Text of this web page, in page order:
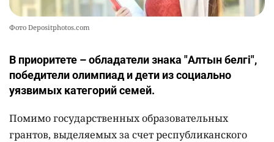
Фото Depositphotos.com
В приоритете – обладатели знака "Алтын белгі",
победители олимпиад и дети из социально
уязвимых категорий семей.
Помимо государственных образовательных
грантов, выделяемых за счет республиканского